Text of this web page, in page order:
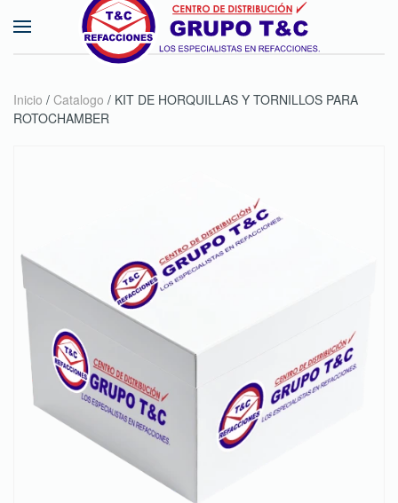
Skip to main content
Inicio / Catalogo / KIT DE HORQUILLAS Y TORNILLOS PARA
ROTOCHAMBER